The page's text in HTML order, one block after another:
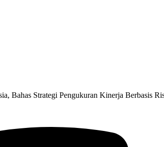
Bahas Strategi Pengukuran Kinerja Berbasis